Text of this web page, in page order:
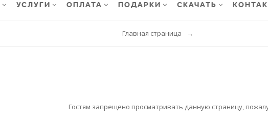
УСЛУГИ ОПЛАТА ПОДАРКИ СКАЧАТЬ
Главная страница →
Гостям запрещено просматривать данную страницу,